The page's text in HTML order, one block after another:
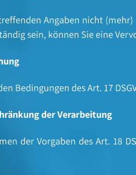
Angaben nicht
sein, können Sie eine
Bedingungen des Art. 17
der Verarbeitung
der Vorgaben des Art. 18